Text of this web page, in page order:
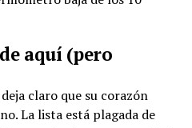
aquí (pero
claro que su corazón
La lista está plagada de